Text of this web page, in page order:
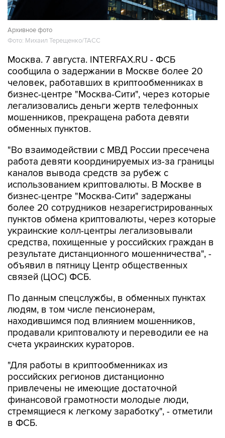
Архивное фото
Фото: Михаил Терещенко/ТАСС
Москва. 7 августа. INTERFAX.RU - ФСБ
сообщила о задержании в Москве более 20
человек, работавших в криптообменниках в
бизнес-центре "Москва-Сити", через которые
легализовались деньги жертв телефонных
мошенников, прекращена работа девяти
обменных пунктов.
"Во взаимодействии с МВД России пресечена
работа девяти координируемых из-за границы
каналов вывода средств за рубеж с
использованием криптовалюты. В Москве в
бизнес-центре "Москва-Сити" задержаны
более 20 сотрудников незарегистрированных
пунктов обмена криптовалюты, через которые
украинские колл-центры легализовывали
средства, похищенные у российских граждан в
результате дистанционного мошенничества", -
объявил в пятницу Центр общественных
связей (ЦОС) ФСБ.
По данным спецслужбы, в обменных пунктах
людям, в том числе пенсионерам,
находившимся под влиянием мошенников,
продавали криптовалюту и переводили ее на
счета украинских кураторов.
"Для работы в криптообменниках из
российских регионов дистанционно
привлечены не имеющие достаточной
финансовой грамотности молодые люди,
стремящиеся к легкому заработку", - отметили
в ФСБ.